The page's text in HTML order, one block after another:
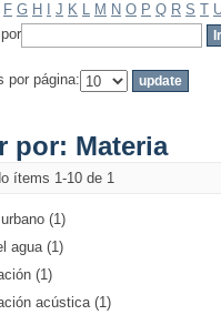
F G H J K L M N O P Q R S T
por página:
por: Materia
ítems 1-10 de 1
(1)
agua (1)
(1)
acústica (1)